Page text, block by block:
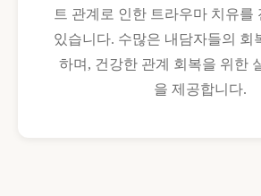
트 관계로 인한 트라우마 치유를
있습니다. 수많은 내담자들의 회
하며, 건강한 관계 회복을 위한
을 제공합니다.